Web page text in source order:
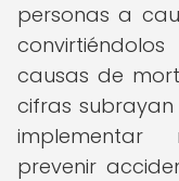
personas a
causas de
cifras
prevenir